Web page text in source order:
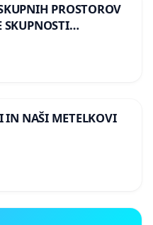
PROSTOROV
SKUPNOSTI
IN NAŠI METELKOVI